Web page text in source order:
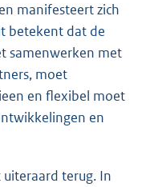
manifesteert zich
betekent dat de
samenwerken met
moet
en flexibel moet
en
terug. In